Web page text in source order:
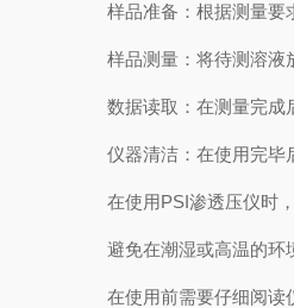
样品准备：根据测量要求
样品测量：将待测溶液放
数据读取：在测量完成后
仪器清洁：在使用完毕后
在使用PSI渗透压仪时，
避免在潮湿或高温的环境
在使用前需要仔细阅读仪